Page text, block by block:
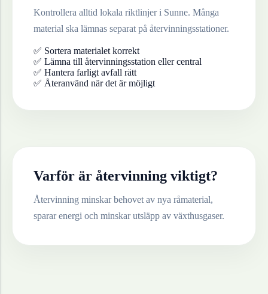
Kontrollera alltid lokala riktlinjer i Sunne. Många
material ska lämnas separat på återvinningsstationer.
✅ Sortera materialet korrekt
✅ Lämna till återvinningsstation eller central
✅ Hantera farligt avfall rätt
✅ Återanvänd när det är möjligt
Varför är återvinning viktigt?
Återvinning minskar behovet av nya råmaterial,
sparar energi och minskar utsläpp av växthusgaser.